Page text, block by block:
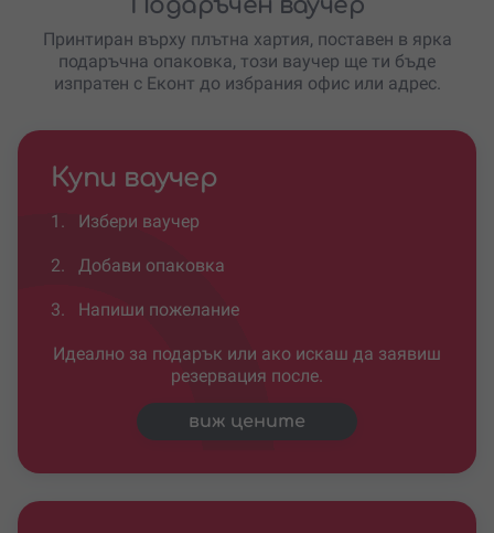
Подаръчен ваучер
Принтиран върху плътна хартия, поставен в ярка
подаръчна опаковка, този ваучер ще ти бъде
изпратен с Еконт до избрания офис или адрес.
Купи ваучер
1. Избери ваучер
2. Добави опаковка
3. Напиши пожелание
Идеално за подарък или ако искаш да заявиш
резервация после.
виж цените